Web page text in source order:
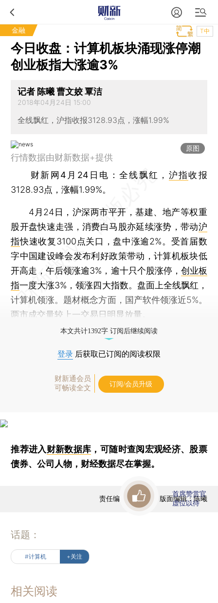
金融 T中
今日收盘：计算机板块涌现涨停潮
创业板指大涨逾3%
记者 陈曦 曹文姣 覃洁
2018年04月24日 15:00
全线飘红，沪指收报3128.93点，涨幅1.99%
原图
行情数据由财新数据+提供
财新网4月24日电 ：全线飘红， 沪指收报
3128.93点，涨幅1.99%。
4月24日，沪深两市平开，基建、地产等权重
股开盘快速走强，消费白马股亦延续涨势，带动沪
指快速收复3100点关口，盘中涨逾2%。受首届数
字中国建设峰会发布利好政策带动，计算机板块低
开高走，午后领涨逾3%，逾十只个股涨停， 创业板
指一度大涨3%，领涨四大指数。盘面上全线飘红，
计算机领涨。题材概念方面，国产软件领涨近5%。
两市成交量较上一交易日明显放量。
本文共计1392字 订阅后继续阅读
登录 后获取已订阅的阅读权限
财新通会员
可畅读全文
订阅/会员升级
推荐进入财新数据库 ，可随时查阅宏观经济、股票
债券、公司人物，财经数据尽在掌握。
责任编辑：曹文姣 | 版面编辑：陈曦
首席赞赏官
虚位以待
话题：
#计算机 +关注
相关阅读